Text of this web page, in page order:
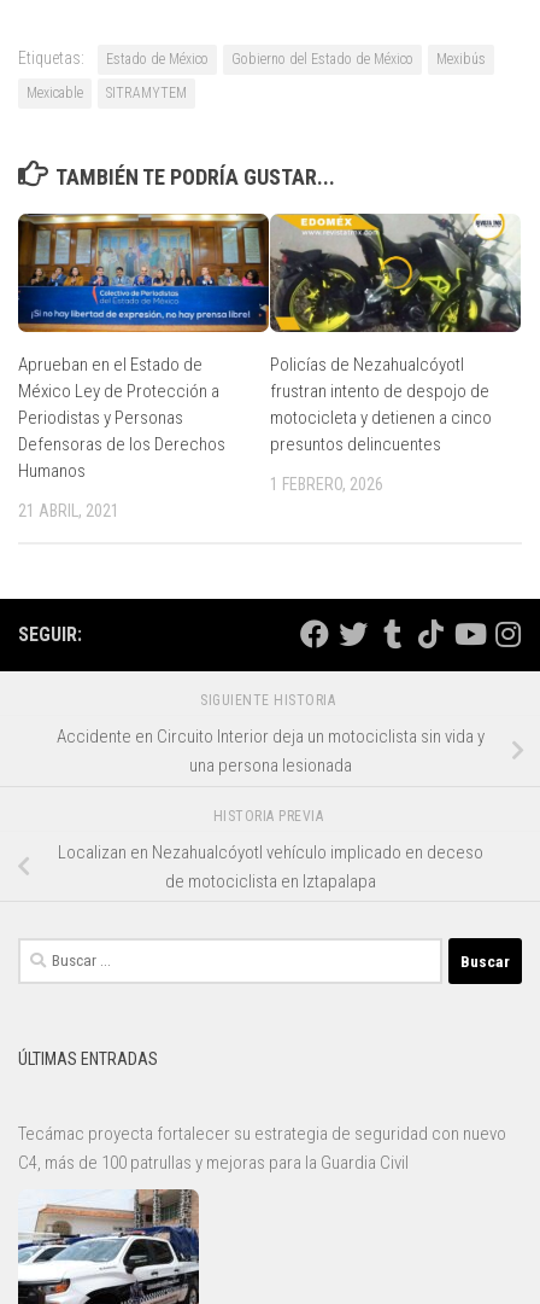
Etiquetas: Estado de México Gobierno del Estado de México
Mexibús
Mexicable
SITRAMYTEM
TAMBIÉN TE PODRÍA GUSTAR...
Aprueban en el Estado de
México Ley de Protección a
Periodistas y Personas
Defensoras de los Derechos
Humanos
21 ABRIL, 2021
Policías de Nezahualcóyotl
frustran intento de despojo de
motocicleta y detienen a cinco
presuntos delincuentes
1 FEBRERO, 2026
SEGUIR:
SIGUIENTE HISTORIA
Accidente en Circuito Interior deja un motociclista sin vida y
una persona lesionada
HISTORIA PREVIA
Localizan en Nezahualcóyotl vehículo implicado en deceso
de motociclista en Iztapalapa
Buscar:
ÚLTIMAS ENTRADAS
Tecámac proyecta fortalecer su estrategia de seguridad con nuevo
C4, más de 100 patrullas y mejoras para la Guardia Civil